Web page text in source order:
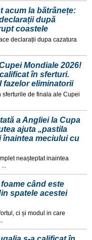
acum la bătrânețe:
după
coastele
declarații dupa cazatura
Mondiale 2026!
în sferturi.
fazelor eliminatorii
sferturile de finala ale Cupei
a Angliei la Cupa
ajuta „pastila
meciului cu
neașteptat inaintea
când este
spatele acestei
ci și modul in care